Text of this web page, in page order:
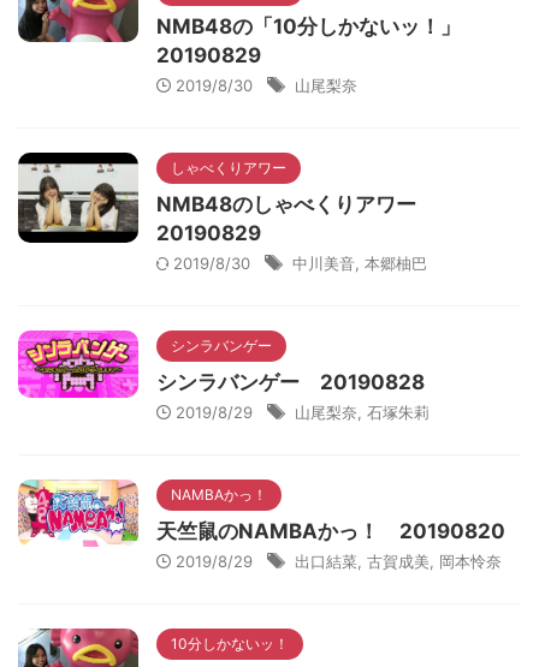
NMB48の「10分しかないッ！」
20190829
2019/8/30 山尾梨奈
しゃべくりアワー
NMB48のしゃべくりアワー
20190829
2019/8/30 中川美音 本郷柚巴
シンラバンゲー
シンラバンゲー 20190828
2019/8/29 山尾梨奈 石塚朱莉
NAMBAかっ！
天竺鼠のNAMBAかっ！ 20190820
2019/8/29 出口結菜 古賀成美 岡本怜奈
10分しかないッ！